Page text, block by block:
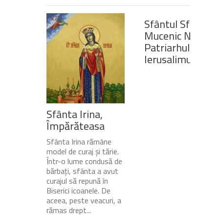
Sfânta Irina,
Împărăteasa
Sfânta Irina rămâne
model de curaj și tărie.
Într-o lume condusă de
bărbați, sfânta a avut
curajul să repună în
Biserici icoanele. De
aceea, peste veacuri, a
rămas drept...
Sfântul Sfinţit
Mucenic Narcis,
Patriarhul
Ierusalimului